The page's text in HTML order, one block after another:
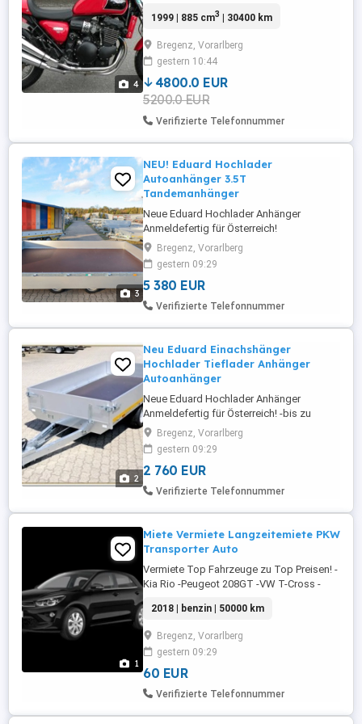
4
Original Triumph Sportauspuff ) Solo sitz
Alle Originalteile, Doppelsitzbank, Original
Auspuff, Original Heck usw. alles auch
dabei ...
1999 | 885 cm3 | 30400 km
Bregenz, Vorarlberg
gestern 10:44
4800.0 EUR
5200.0 EUR
Verifizierte Telefonnummer
3
NEU! Eduard Hochlader
Autoanhänger 3.5T
Tandemanhänger
Neue Eduard Hochlader Anhänger
Anmeldefertig für Österreich!
Verschiedene Ausführungen möglich,
einfach Anfragen! -bis zu 3500kg zul.
Gesamtgewicht -bis zu 2911 Kg Nutzlast -
Anhänger Verzinkt -Siebdruckboden Auf
Bestellung wie folgt möglich: 3500kg
Ladefläche Sonderpreis ...
Bregenz, Vorarlberg
gestern 09:29
5 380 EUR
Verifizierte Telefonnummer
2
Neu Eduard Einachshänger
Hochlader Tieflader Anhänger
Autoanhänger
Neue Eduard Hochlader Anhänger
Anmeldefertig für Österreich! -bis zu
3500kg zul. Gesamtgewicht -bis zu 2911
Kg Nutzlast -Anhänger Verzinkt -
Siebdruckboden Auf Bestellung wie folgt
möglich: Einachshänger: 256cm X 180cm
750kg gebremst Gesamtgewicht Weitere
Doppelachshänger: 311cm ...
Bregenz, Vorarlberg
gestern 09:29
2 760 EUR
Verifizierte Telefonnummer
1
Miete Vermiete Langzeitemiete PKW
Transporter Auto
Vermiete Top Fahrzeuge zu Top Preisen! -
Kia Rio -Peugeot 208GT -VW T-Cross -
Transporter -VW Crafter -Mercedes
Sprinter Gepflegte Fahrzeuge! Vignette
AT+CH Sehr sparsam Tagessatz ab 60.-
200km Tag inklusive Tag Langzeitmiete
ab 600.- Monat inkl. 1500km 0.25.- ...
2018 | benzin | 50000 km
Bregenz, Vorarlberg
gestern 09:29
60 EUR
Verifizierte Telefonnummer